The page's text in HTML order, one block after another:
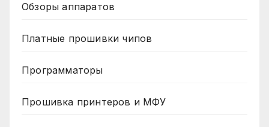
Обзоры аппаратов
Платные прошивки чипов
Программаторы
Прошивка принтеров и МФУ